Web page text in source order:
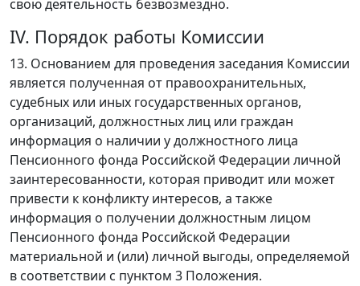
свою деятельность безвозмездно.
IV. Порядок работы Комиссии
13. Основанием для проведения заседания Комиссии
является полученная от правоохранительных,
судебных или иных государственных органов,
организаций, должностных лиц или граждан
информация о наличии у должностного лица
Пенсионного фонда Российской Федерации личной
заинтересованности, которая приводит или может
привести к конфликту интересов, а также
информация о получении должностным лицом
Пенсионного фонда Российской Федерации
материальной и (или) личной выгоды, определяемой
в соответствии с пунктом 3 Положения.